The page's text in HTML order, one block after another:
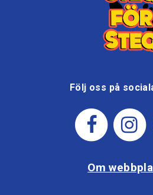
Följ oss på
Om